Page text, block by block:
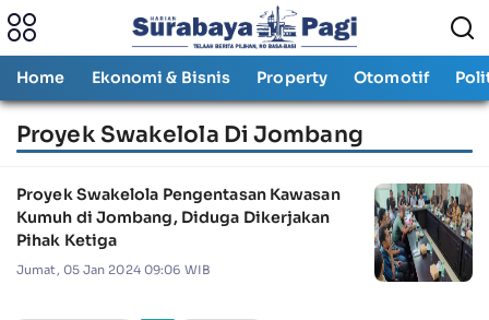
Home Ekonomi & Bisnis Property Otomotif
Proyek Swakelola Di Jombang
Proyek Swakelola Pengentasan Kawasan
Kumuh di Jombang, Diduga Dikerjakan
Pihak Ketiga
Jumat, 05 Jan 2024 09:06 WIB